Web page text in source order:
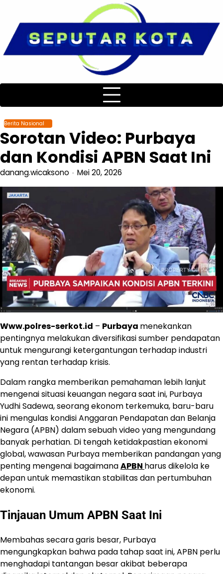
content
Berita Nasional
Sorotan Video: Purbaya
dan Kondisi APBN Saat Ini
danang.wicaksono Mei 20, 2026
Www.polres-serkot.id – Purbaya menekankan
pentingnya melakukan diversifikasi sumber pendapatan
untuk mengurangi ketergantungan terhadap industri
yang rentan terhadap krisis.
Dalam rangka memberikan pemahaman lebih lanjut
mengenai situasi keuangan negara saat ini, Purbaya
Yudhi Sadewa, seorang ekonom terkemuka, baru-baru
ini mengulas kondisi Anggaran Pendapatan dan Belanja
Negara (APBN) dalam sebuah video yang mengundang
banyak perhatian. Di tengah ketidakpastian ekonomi
global, wawasan Purbaya memberikan pandangan yang
penting mengenai bagaimanaAPBN harus dikelola ke
depan untuk memastikan stabilitas dan pertumbuhan
ekonomi.
Tinjauan Umum APBN Saat Ini
Membahas secara garis besar, Purbaya
mengungkapkan bahwa pada tahap saat ini, APBN perlu
menghadapi tantangan besar akibat beberapa